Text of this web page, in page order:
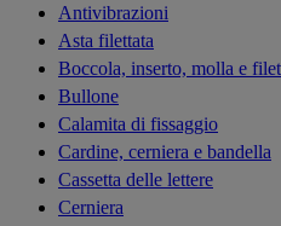
Antivibrazioni
Asta filettata
Boccola, inserto, molla e
Bullone
Calamita di fissaggio
Cardine, cerniera e bandella
Cassetta delle lettere
Cerniera